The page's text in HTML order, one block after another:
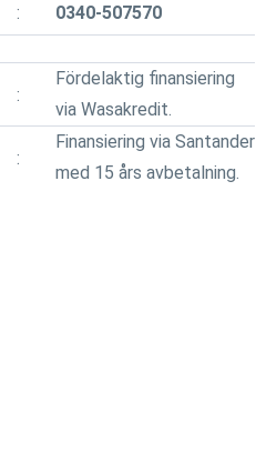
0340-507570
Fördelaktig finansiering
via Wasakredit.
Finansiering via Santander
med 15 års avbetalning.